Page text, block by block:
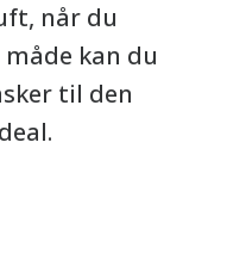
når du
kan du
til den